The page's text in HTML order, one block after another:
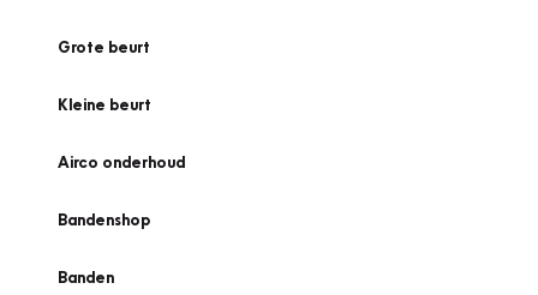
Grote beurt
Kleine beurt
Airco onderhoud
Bandenshop
Banden